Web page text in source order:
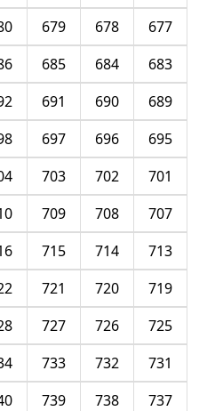
677
678
679
683
684
685
689
690
691
695
696
697
701
702
703
707
708
709
713
714
715
719
720
721
725
726
727
731
732
733
737
738
739